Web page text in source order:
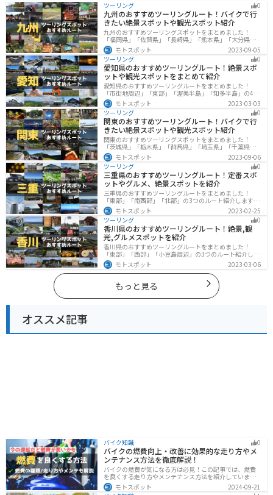
ツーリング 0
九州のおすすめツーリングルート！バイクで行
きたい絶景スポットや観光スポット紹介
九州のおすすめツーリングスポットをまとめました！
「福岡県」「佐賀県」「長崎県」「熊本県」「大分県」
「宮崎都」「鹿児島県」の各県の観光地紹介します。自
然豊かな山々や湖、温泉地が点在し、四季折々の景色を
楽しめるスポットが多数あります。バイクで九州にツー
リングに行く際は参考にしてください。
モトスポット
2023-09-05
ツーリング
0
愛知県のおすすめツーリングルート！絶景スポ
ットや観光スポットをまとめて紹介
愛知県のおすすめツーリングルートをまとめました！
「市街地周辺」「東部」「渥美半島」「知多半島」の4つ
のルート紹介します。名古屋周辺の栄えたスポットから
山、海、美術館なども多数あり、自然・歴史・文化を満
喫するツーリングができます。バイクで愛知県にツーリ
ングに行く際は参考にしてください。
モトスポット
2023-03-03
ツーリング
0
関東のおすすめツーリングルート！バイクで行
きたい絶景スポットや観光スポット紹介
関東のおすすめツーリングスポットをまとめました！
「茨城県」「栃木県」「群馬県」「埼玉県」「千葉県」
「東京都」「神奈川県」の各県の観光地紹介します。自
然豊かな山々や湖、温泉地が点在し、四季折々の景色を
楽しめるスポットが多数あります。バイクで関東にツー
リングに行く際は参考にしてください。
モトスポット
2023-09-06
ツーリング
0
三重県のおすすめツーリングルート！定番スポ
ットやグルメ、絶景スポットを紹介
三重県のおすすめツーリングルートをまとめました！
「東部」「南西部」「北部」の3つのルート紹介します。
標高の高いスカイラインからリアス式海岸まであるの
で、飽きることなくツーリングを堪能できます。バイク
で三重県にツーリングに行く際は参考にしてください。
モトスポット
2023-02-25
ツーリング
0
香川県のおすすめツーリングルート！絶景,観
光,グルメスポットを紹介
香川県のおすすめツーリングルートをまとめました！
「東部」「西部」「小豆島周辺」の3つのルート紹介しま
す。自然豊かな山から海、絶品グルメを満喫するツーリ
ングができます。バイクで香川県にツーリングに行く際
は参考にしてください。
モトスポット 2023-03-06
もっと見る
オススメ記事
バイク知識 0
バイクの燃費向上・改善に効果的な走り方やメ
ンテナンス方法を徹底解説！
バイクの燃費が気になる方は必見！この記事では、燃費
を良くする走り方やメンテナンス方法を紹介していま
す。実は、車体そのものや荷物を軽くすることで、燃費
の向上が可能です。この記事を読めば、燃費を改善する
モトスポット
2024-09-21